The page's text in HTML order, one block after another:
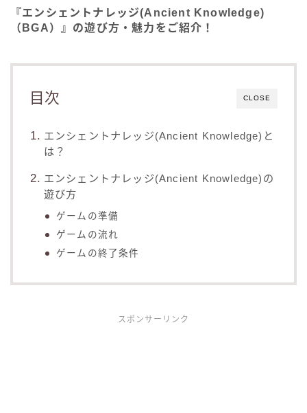
『エンシェントナレッジ(Ancient Knowledge)
（BGA）』の遊び方・魅力をご紹介！
CLOSE
目次
エンシェントナレッジ(Ancient Knowledge)と
は？
エンシェントナレッジ(Ancient Knowledge)の
遊び方
ゲームの準備
ゲームの流れ
ゲームの終了条件
スポンサーリンク